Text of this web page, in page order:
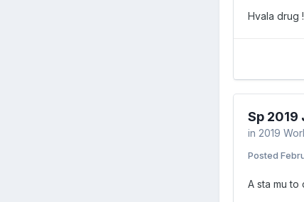
Hvala drug !
Sp 2019
in 2019
Posted
A sta mu to